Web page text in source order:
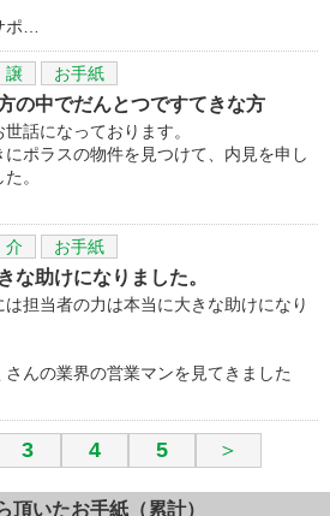
ポ…
お手紙
の中でだんとつですてきな方
話になっております。
ポラスの物件を見つけて、内見を申し
。
お手紙
な助けになりました。
担当者の力は本当に大きな助けになり
んの業界の営業マンを見てきました
3 4 5 ＞
頂いたお手紙（累計）